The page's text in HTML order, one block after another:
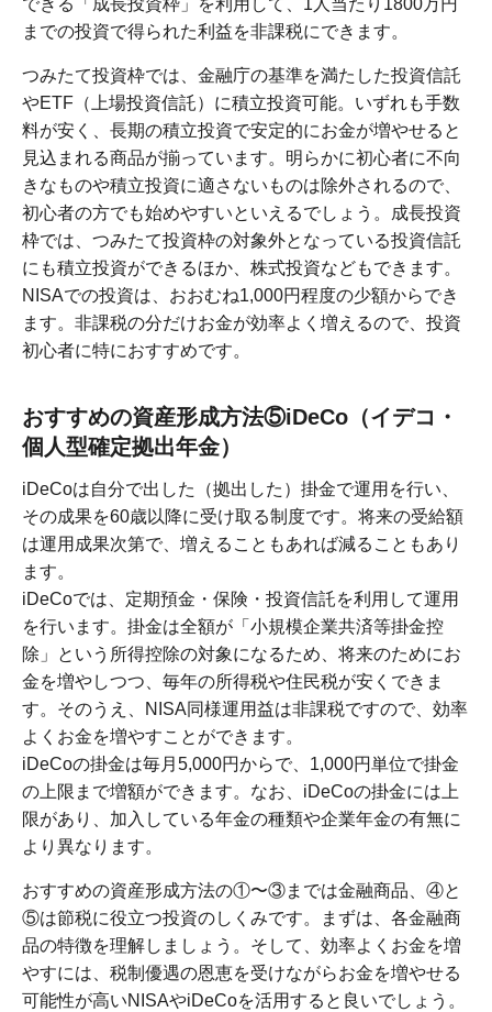
できる「成長投資枠」を利用して、1人当たり1800万円
までの投資で得られた利益を非課税にできます。
つみたて投資枠では、金融庁の基準を満たした投資信託
やETF（上場投資信託）に積立投資可能。いずれも手数
料が安く、長期の積立投資で安定的にお金が増やせると
見込まれる商品が揃っています。明らかに初心者に不向
きなものや積立投資に適さないものは除外されるので、
初心者の方でも始めやすいといえるでしょう。成長投資
枠では、つみたて投資枠の対象外となっている投資信託
にも積立投資ができるほか、株式投資などもできます。
NISAでの投資は、おおむね1,000円程度の少額からでき
ます。非課税の分だけお金が効率よく増えるので、投資
初心者に特におすすめです。
おすすめの資産形成方法⑤iDeCo（イデコ・
個人型確定拠出年金）
iDeCoは自分で出した（拠出した）掛金で運用を行い、
その成果を60歳以降に受け取る制度です。将来の受給額
は運用成果次第で、増えることもあれば減ることもあり
ます。
iDeCoでは、定期預金・保険・投資信託を利用して運用
を行います。掛金は全額が「小規模企業共済等掛金控
除」という所得控除の対象になるため、将来のためにお
金を増やしつつ、毎年の所得税や住民税が安くできま
す。そのうえ、NISA同様運用益は非課税ですので、効率
よくお金を増やすことができます。
iDeCoの掛金は毎月5,000円からで、1,000円単位で掛金
の上限まで増額ができます。なお、iDeCoの掛金には上
限があり、加入している年金の種類や企業年金の有無に
より異なります。
おすすめの資産形成方法の①〜③までは金融商品、④と
⑤は節税に役立つ投資のしくみです。まずは、各金融商
品の特徴を理解しましょう。そして、効率よくお金を増
やすには、税制優遇の恩恵を受けながらお金を増やせる
可能性が高いNISAやiDeCoを活用すると良いでしょう。